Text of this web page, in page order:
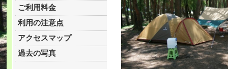
ご利用料金
利用の注意点
アクセスマップ
過去の写真